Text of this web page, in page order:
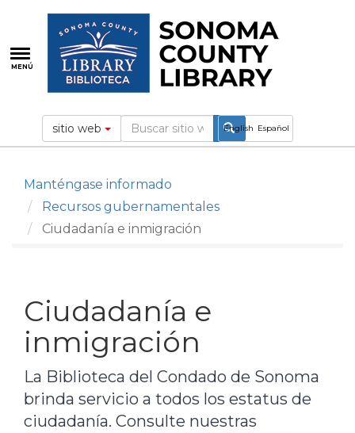
contenido
principal
MENÚ
English Español
sitio web
Manténgase informado
Recursos gubernamentales
Ciudadanía e inmigración
Ciudadanía e
inmigración
La Biblioteca del Condado de Sonoma
brinda servicio a todos los estatus de
ciudadanía. Consulte nuestras